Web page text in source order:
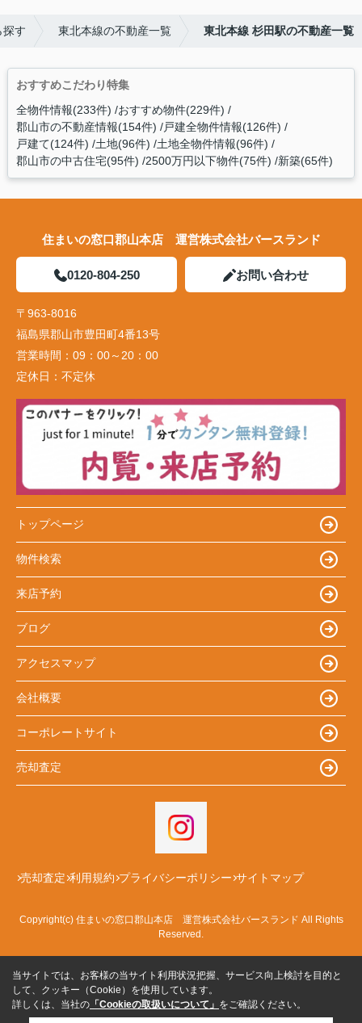
探す 東北本線の不動産一覧 東北本線 杉田駅の不動産一覧
おすすめこだわり特集
全物件情報(233件) おすすめ物件(229件)
郡山市の不動産情報(154件) 戸建全物件情報(126件)
戸建て(124件) 土地(96件) 土地全物件情報(96件)
郡山市の中古住宅(95件) 2500万円以下物件(75件) 新築(65件)
住まいの窓口郡山本店 運営株式会社バースランド
0120-804-250 お問い合わせ
〒963-8016
福島県郡山市豊田町4番13号
営業時間： 09：00～20：00
定休日： 不定休
トップページ
物件検索
来店予約
ブログ
アクセスマップ
会社概要
コーポレートサイト
売却査定
売却査定 利用規約 プライバシーポリシー サイトマップ
Copyright(c) 住まいの窓口郡山本店 運営株式会社バースランド All Rights
Reserved.
当サイトでは、お客様の当サイト利用状況把握、サービス向上検討を目的と
して、クッキー（Cookie）を使用しています。
詳しくは、当社の 「Cookieの取扱いについて」 をご確認ください。